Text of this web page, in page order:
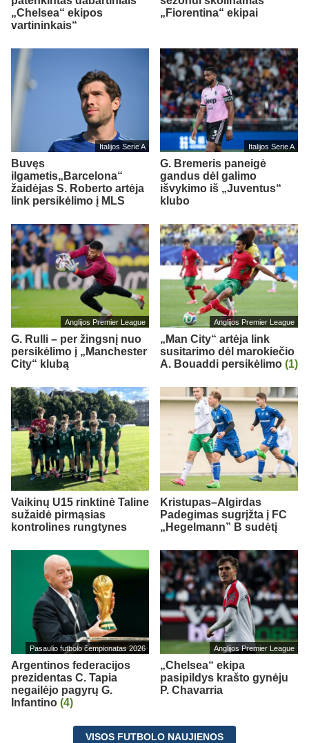
„Chelsea“ ekipos
vartininkais“
„Fiorentina“ ekipai
Italijos Serie A
Buvęs
ilgametis„Barcelona“
žaidėjas S. Roberto artėja
link persikėlimo į MLS
Italijos Serie A
G. Bremeris paneigė
gandus dėl galimo
išvykimo iš „Juventus“
klubo
Anglijos Premier League
G. Rulli – per žingsnį nuo
persikėlimo į „Manchester
City“ klubą
Anglijos Premier League
„Man City“ artėja link
susitarimo dėl marokiečio
A. Bouaddi persikėlimo (1)
Vaikinų U15 rinktinė Taline
sužaidė pirmąsias
kontrolines rungtynes
Kristupas–Algirdas
Padegimas sugrįžta į FC
„Hegelmann” B sudėtį
Pasaulio futbolo čempionatas 2026
Argentinos federacijos
prezidentas C. Tapia
negailėjo pagyrų G.
Infantino (4)
Anglijos Premier League
„Chelsea“ ekipa
pasipildys krašto gynėju
P. Chavarria
VISOS FUTBOLO NAUJIENOS